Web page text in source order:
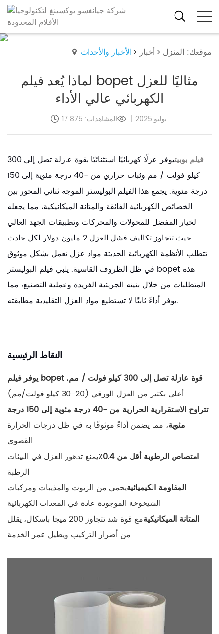
موقعك: المنزل أخبار الأخبار والأحداث
لماذا يُعد فيلم bopet مثاليًا للعزل
الكهربائي عالي الأداء
17 يوليو 2025 | المشاهدات: 875
فيلم بوبيت
يوفر عزلًا كهربائيًا استثنائيًا بقوة عازلة تصل إلى 300
كيلو فولت / مم وثبات حراري من -40 درجة مئوية إلى 150
درجة مئوية. يجمع هذا الفيلم البوليستر الموجه ثنائي المحور بين
الخصائص الكهربائية الفائقة والمتانة الميكانيكية، مما يجعله
الخيار المفضل للمحولات والمحركات وتطبيقات الجهد العالي
حيث تتجاوز تكاليف فشل العزل 2 مليون دولار لكل حادث.
تتطلب الأنظمة الكهربائية الحديثة مواد عزل تعمل بشكل موثوق
في ظل الظروف القاسية. يلبي فيلم البوليستر bopet هذه
المتطلبات من خلال بنيته الجزيئية الفريدة وعملية التصنيع، مما
يوفر أداءً ثابتًا لا تستطيع مواد العزل التقليدية مطابقته.
النقاط الرئيسية
يوفر فيلم bopet قوة عازلة تصل إلى 300 كيلو فولت / مم
،
أعلى بكثير من العزل الورقي (20-30 كيلو فولت/مم)
تتراوح الاستقرارية الحرارية من -40 درجة مئوية إلى 150 درجة
مئوية، مما يضمن أداءً موثوقًا به في ظل درجات الحرارة
القصوى
امتصاص الرطوبة أقل من 0.4٪
يمنع تدهور العزل في البيئات
الرطبة
المقاومة الكيميائيةيحمي من الزيوت والمذيبات ومركبات
الشيخوخة الموجودة عادة في المعدات الكهربائية
المتانة الميكانيكية
مع قوة شد تتجاوز 200 ميجا باسكال، يقلل
من أضرار التركيب ويطيل عمر الخدمة